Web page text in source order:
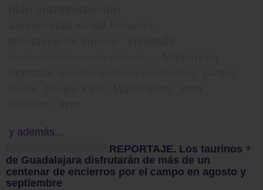
y además...
REPORTAJE. Los taurinos
de Guadalajara disfrutarán de más de un
centenar de encierros por el campo en agosto y
septiembre